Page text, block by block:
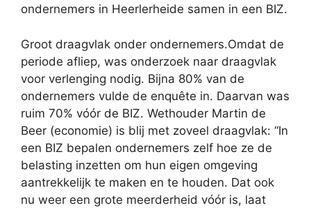
ondernemers in Heerlerheide samen in een BIZ.
Groot draagvlak onder ondernemers.Omdat de
periode afliep, was onderzoek naar draagvlak
voor verlenging nodig. Bijna 80% van de
ondernemers vulde de enquête in. Daarvan was
ruim 70% vóór de BIZ. Wethouder Martin de
Beer (economie) is blij met zoveel draagvlak: “In
een BIZ bepalen ondernemers zelf hoe ze de
belasting inzetten om hun eigen omgeving
aantrekkelijk te maken en te houden. Dat ook
nu weer een grote meerderheid vóór is, laat